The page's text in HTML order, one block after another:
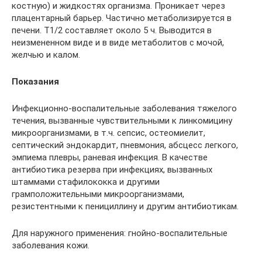
костную) и жидкостях организма. Проникает через
плацентарный барьер. Частично метаболизируется в
печени. T1/2 составляет около 5 ч. Выводится в
неизмененном виде и в виде метаболитов с мочой,
желчью и калом.
Показания
Инфекционно-воспалительные заболевания тяжелого
течения, вызванные чувствительными к линкомицину
микроорганизмами, в т.ч. сепсис, остеомиелит,
септический эндокардит, пневмония, абсцесс легкого,
эмпиема плевры, раневая инфекция. В качестве
антибиотика резерва при инфекциях, вызванных
штаммами стафилококка и другими
грамположительными микроорганизмами,
резистентными к пенициллину и другим антибиотикам.
Для наружного применения: гнойно-воспалительные
заболевания кожи.